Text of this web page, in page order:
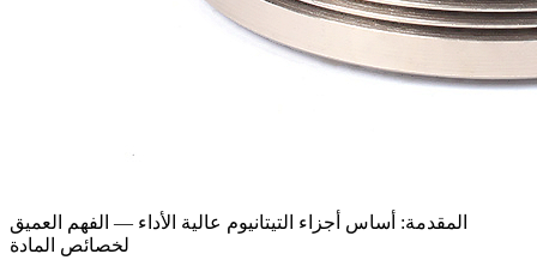
المقدمة: أساس أجزاء التيتانيوم عالية الأداء — الفهم العميق
لخصائص المادة